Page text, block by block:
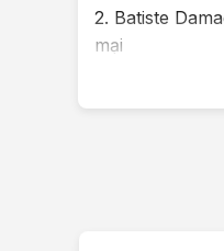
2. Batiste
mại
3. Batiste